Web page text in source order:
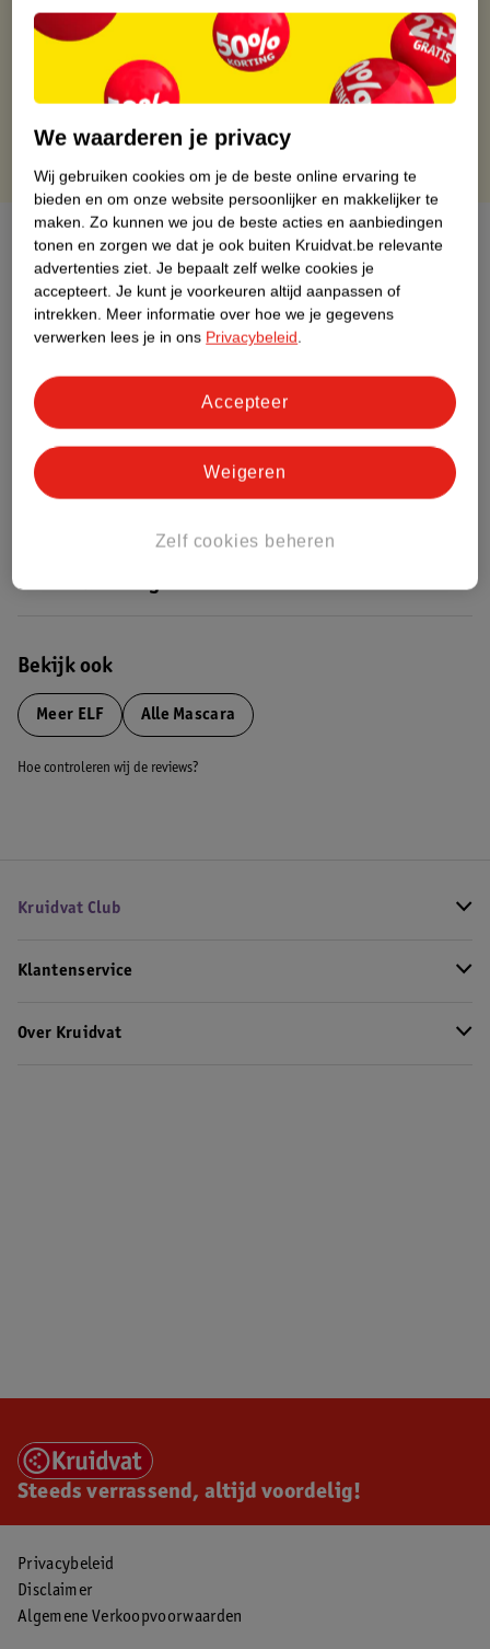
Op werkdagen voor 22:00 uur besteld, volgende dag in huis
Gratis thuisbezorgd vanaf 50.00
Gratis retourneren binnen 30 dagen
Gratis punten met je Kruidvat kaart
Over dit product
Productinformatie
Etiketinformatie
Nature Impact Score
Dit product heeft (nog) geen Nature
Impact Score.
Meer informatie
Bestel & Bezorginformatie
Bekijk ook
Meer ELF Alle Mascara
Hoe controleren wij de reviews?
Kruidvat Club
Klantenservice
Over Kruidvat
Steeds verrassend, altijd voordelig!
Privacybeleid
Disclaimer
Algemene Verkoopvoorwaarden
We waarderen je privacy
Wij gebruiken cookies om je de beste online ervaring te
bieden en om onze website persoonlijker en makkelijker te
maken. Zo kunnen we jou de beste acties en aanbiedingen
tonen en zorgen we dat je ook buiten Kruidvat.be relevante
advertenties ziet. Je bepaalt zelf welke cookies je
accepteert. Je kunt je voorkeuren altijd aanpassen of
intrekken. Meer informatie over hoe we je gegevens
verwerken lees je in ons Privacybeleid.
Zelf cookies beheren
Weigeren
Accepteer